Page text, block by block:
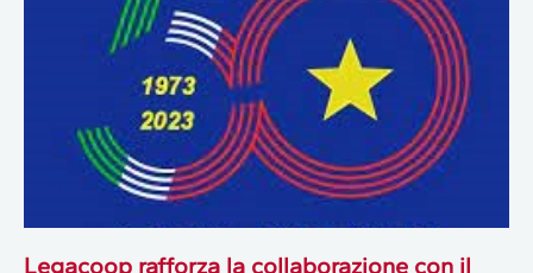
Legacoop rafforza la collaborazione con il